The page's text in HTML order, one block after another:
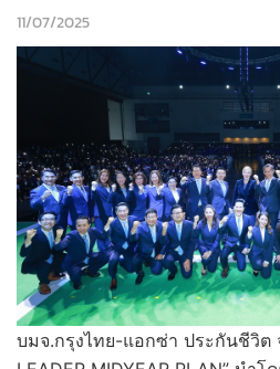
11/07/2025
บมจ.กรุงไทย-แอกซ่า ประกันชีวิต